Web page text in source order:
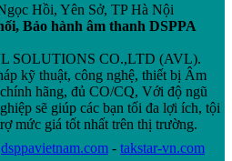
Hồi, Yên Sở, TP Hà Nội
Bảo hành âm thanh DSPPA
SOLUTIONS CO.,LTD (AVL).
kỹ thuật, công nghệ, thiết bị Âm
hãng, đủ CO/CQ, Với độ ngũ
sẽ giúp các bạn tối đa lợi ích, tội
mức giá tốt nhất trên thị trường.
dsppavietnam.com - takstar-vn.com